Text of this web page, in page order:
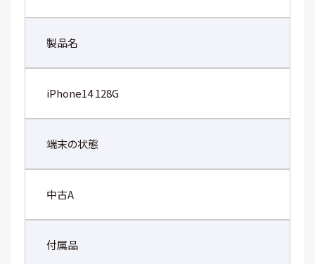
製品名
iPhone14 128G
端末の状態
中古A
付属品